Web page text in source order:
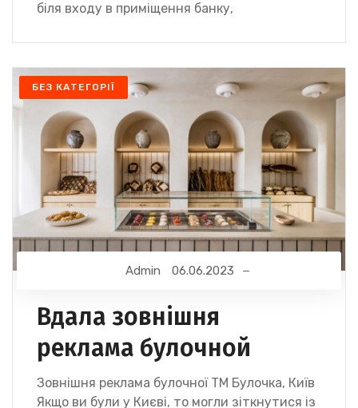
біля входу в приміщення банку,
БЕЗ КАТЕГОРІЇ
Admin 06.06.2023
Вдала зовнішня
реклама булочной
Зовнішня реклама булочної ТМ Булочка, Київ
Якщо ви були у Києві, то могли зіткнутися із